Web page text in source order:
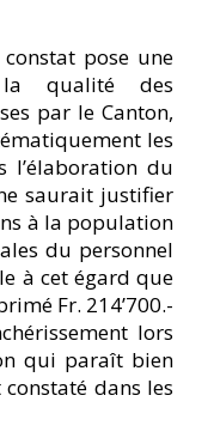
pose une
qualité des
par le Canton,
les
l’élaboration du
saurait justifier
à la population
du personnel
à cet égard que
Fr. 214’700.-
lors
qui paraît bien
dans les